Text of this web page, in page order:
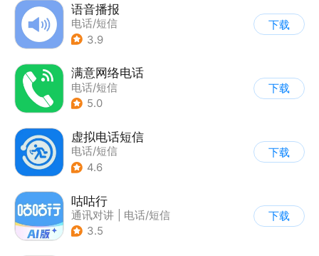
语音播报
电话/短信
3.9
下载
满意网络电话
电话/短信
5.0
下载
虚拟电话短信
电话/短信
4.6
下载
咕咕行
通讯对讲
电话/短信
3.5
下载